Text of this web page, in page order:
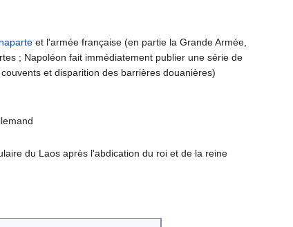
et l'armée française (en partie la Grande Armée,
; Napoléon fait immédiatement publier une série de
et disparition des barrières douanières)
du Laos après l'abdication du roi et de la reine